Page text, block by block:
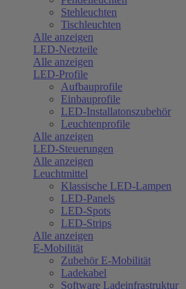
Stehleuchten
Tischleuchten
Alle anzeigen
LED-Netzteile
Alle anzeigen
LED-Profile
Aufbauprofile
Einbauprofile
LED-Installatonszubehör
Leuchtenprofile
Alle anzeigen
LED-Steuerungen
Alle anzeigen
Leuchtmittel
Klassische LED-Lampen
LED-Panels
LED-Spots
LED-Strips
Alle anzeigen
E-Mobilität
Zubehör E-Mobilität
Ladekabel
Software Ladeinfrastruktur